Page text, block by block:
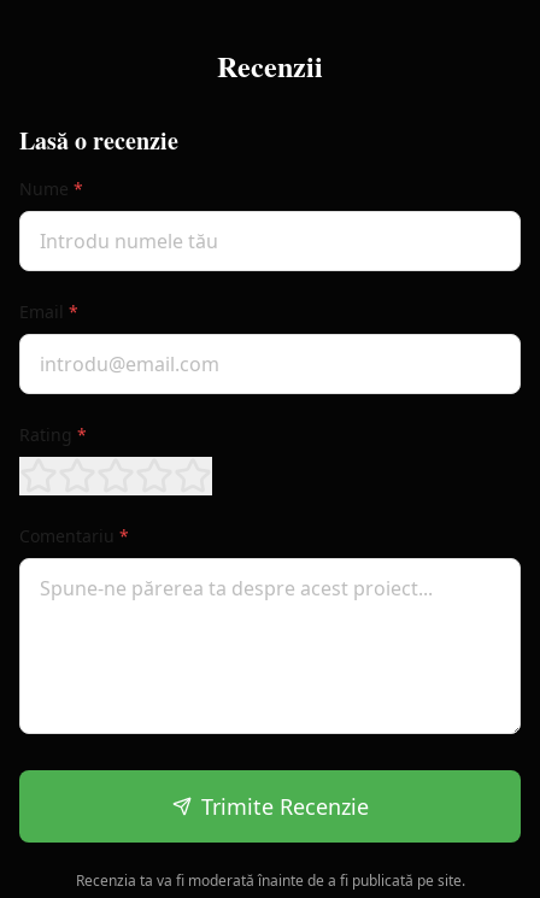
Recenzii
Lasă o recenzie
Nume *
Email *
Rating *
Comentariu *
Trimite Recenzie
Recenzia ta va fi moderată înainte de a fi publicată pe site.